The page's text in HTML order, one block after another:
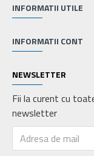
INFORMATII UTILE
INFORMATII CONT
NEWSLETTER
Fii la curent cu
newsletter